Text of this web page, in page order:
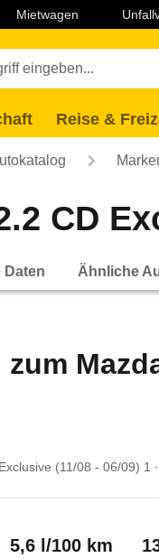
Mietwagen
Reise &
CD
Daten Ähnliche
zum
(11/08 - 06/09) 1
5,6 l/100 km